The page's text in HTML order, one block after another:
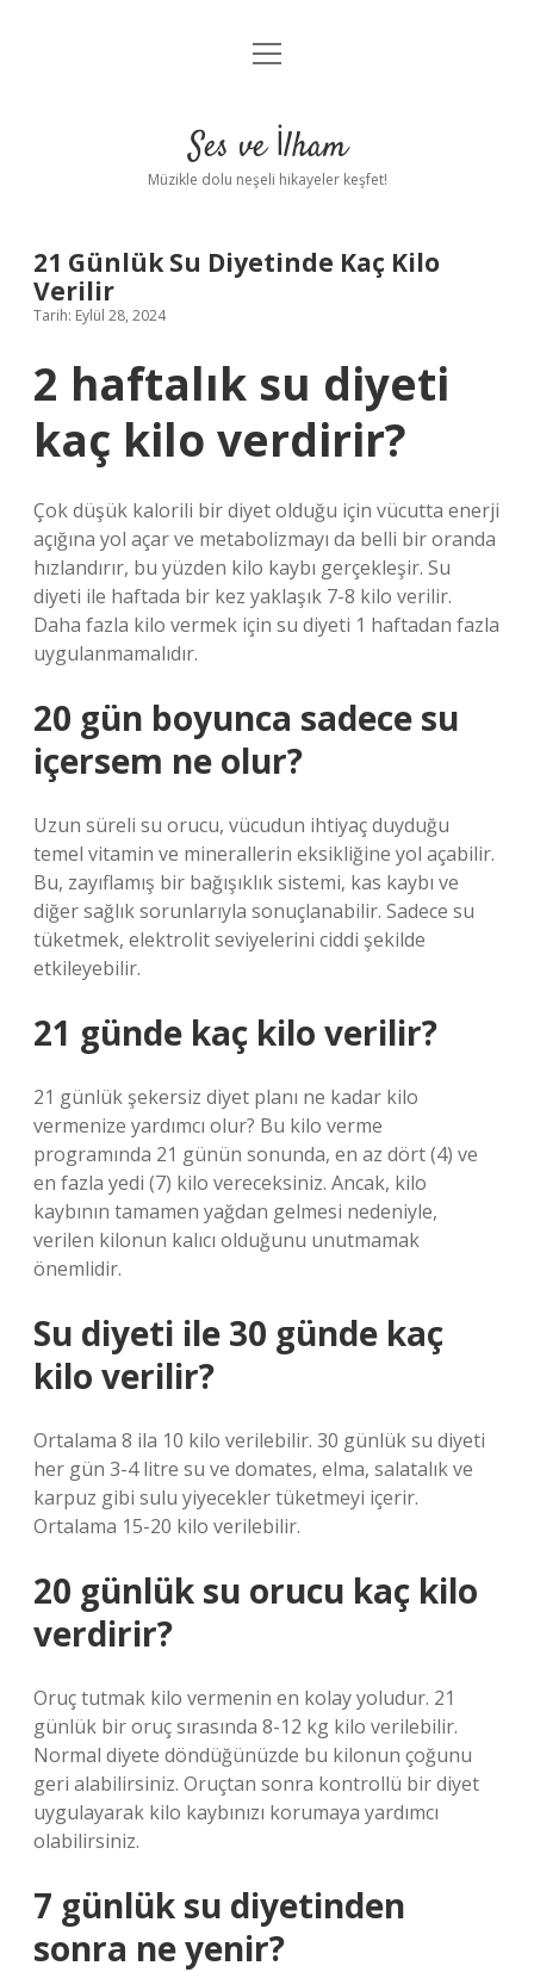
Anasayfa
Yasal Uyarı
menüyü
Ses ve İlham
Müzikle dolu neşeli hikayeler keşfet!
21 Günlük Su Diyetinde Kaç Kilo
Verilir
Tarih: Eylül 28, 2024
2 haftalık su diyeti
kaç kilo verdirir?
Çok düşük kalorili bir diyet olduğu için vücutta enerji
açığına yol açar ve metabolizmayı da belli bir oranda
hızlandırır, bu yüzden kilo kaybı gerçekleşir. Su
diyeti ile haftada bir kez yaklaşık 7-8 kilo verilir.
Daha fazla kilo vermek için su diyeti 1 haftadan fazla
uygulanmamalıdır.
20 gün boyunca sadece su
içersem ne olur?
Uzun süreli su orucu, vücudun ihtiyaç duyduğu
temel vitamin ve minerallerin eksikliğine yol açabilir.
Bu, zayıflamış bir bağışıklık sistemi, kas kaybı ve
diğer sağlık sorunlarıyla sonuçlanabilir. Sadece su
tüketmek, elektrolit seviyelerini ciddi şekilde
etkileyebilir.
21 günde kaç kilo verilir?
21 günlük şekersiz diyet planı ne kadar kilo
vermenize yardımcı olur? Bu kilo verme
programında 21 günün sonunda, en az dört (4) ve
en fazla yedi (7) kilo vereceksiniz. Ancak, kilo
kaybının tamamen yağdan gelmesi nedeniyle,
verilen kilonun kalıcı olduğunu unutmamak
önemlidir.
Su diyeti ile 30 günde kaç
kilo verilir?
Ortalama 8 ila 10 kilo verilebilir. 30 günlük su diyeti
her gün 3-4 litre su ve domates, elma, salatalık ve
karpuz gibi sulu yiyecekler tüketmeyi içerir.
Ortalama 15-20 kilo verilebilir.
20 günlük su orucu kaç kilo
verdirir?
Oruç tutmak kilo vermenin en kolay yoludur. 21
günlük bir oruç sırasında 8-12 kg kilo verilebilir.
Normal diyete döndüğünüzde bu kilonun çoğunu
geri alabilirsiniz. Oruçtan sonra kontrollü bir diyet
uygulayarak kilo kaybınızı korumaya yardımcı
olabilirsiniz.
7 günlük su diyetinden
sonra ne yenir?